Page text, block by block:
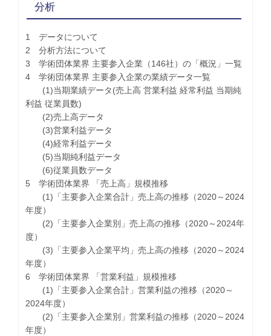
分析
1 データについて
2 分析方法について
3 学術団体業界 主要参入企業（146社）の「概況」一覧
4 学術団体業界 主要参入企業の業績データ一覧
(1)当期業績データ(売上高 営業利益 経常利益 当期純
利益 従業員数)
(2)売上高データ
(3)営業利益データ
(4)経常利益データ
(5)当期純利益データ
(6)従業員数データ
5 学術団体業界 「売上高」規模推移
(1)「主要参入企業合計」売上高の推移（2020～2024
年度）
(2)「主要参入企業別」売上高の推移（2020～2024年
度）
(3)「主要参入企業平均」売上高の推移（2020～2024
年度）
6 学術団体業界 「営業利益」規模推移
(1)「主要参入企業合計」営業利益の推移（2020～
2024年度）
(2)「主要参入企業別」営業利益の推移（2020～2024
年度）